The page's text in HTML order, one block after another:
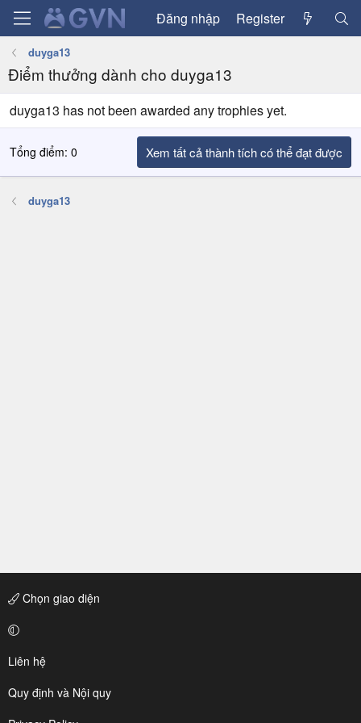
Đăng nhập Register
duyga13
Điểm thưởng dành cho duyga13
duyga13 has not been awarded any trophies yet.
Tổng điểm: 0 Xem tất cả thành tích có thể đạt được
duyga13
Chọn giao diện
Liên hệ
Quy định và Nội quy